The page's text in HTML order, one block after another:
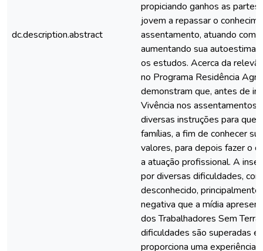
dc.description.abstract
propiciando ganhos as
jovem a repassar o
assentamento, atuando
aumentando sua autoestima
os estudos. Acerca da
no Programa Residência
demonstram que, antes de ir
Vivência nos
diversas instruções para que
famílias, a fim de conhecer
valores, para depois fazer o
a atuação profissional. A
por diversas dificuldades,
desconhecido,
negativa que a mídia
dos Trabalhadores Sem
dificuldades são superadas e
proporciona uma experiência